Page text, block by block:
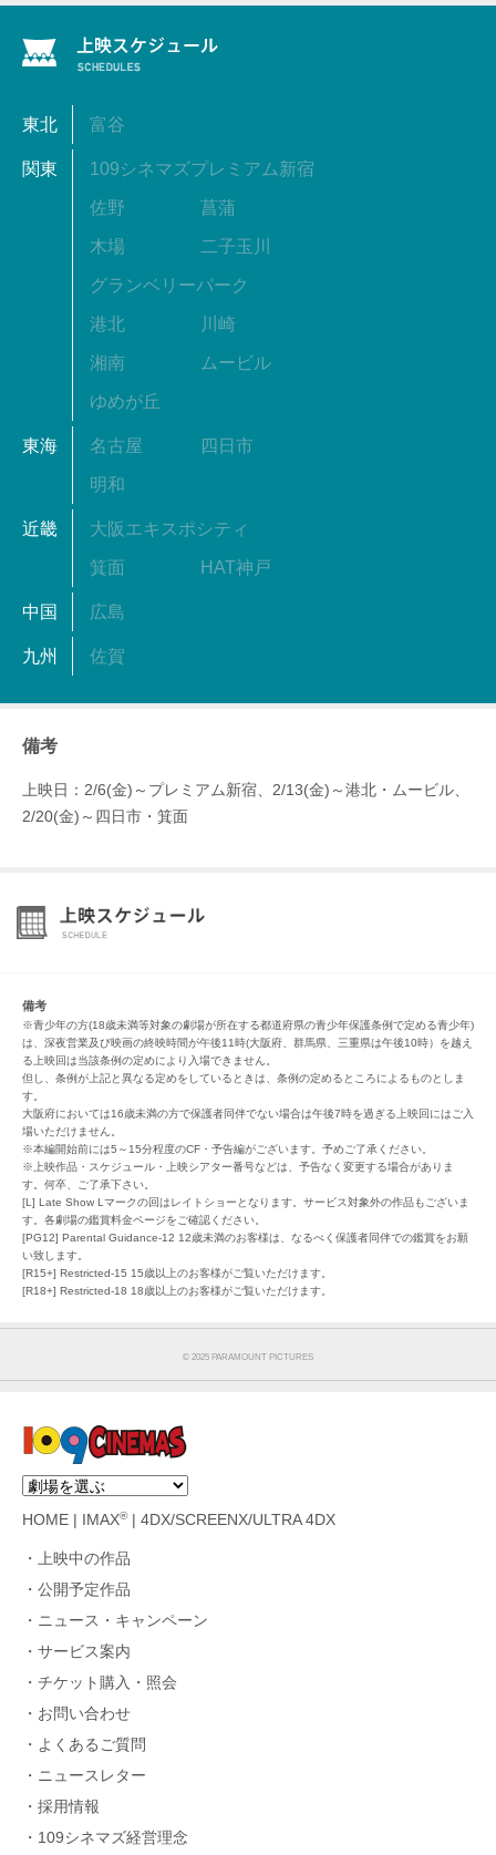
東北 富谷
関東 109シネマズプレミアム新宿
佐野 菖蒲
木場 二子玉川
グランベリーパーク
港北 川崎
湘南 ムービル
ゆめが丘
東海 名古屋 四日市
明和
近畿 大阪エキスポシティ
箕面 HAT神戸
中国 広島
九州 佐賀
備考
上映日：2/6(金)～プレミアム新宿、2/13(金)～港北・ムービル、
2/20(金)～四日市・箕面
備考
※青少年の方(18歳未満等対象の劇場が所在する都道府県の青少年保護条例で定める青少年)
は、深夜営業及び映画の終映時間が午後11時(大阪府、群馬県、三重県は午後10時）を越え
る上映回は当該条例の定めにより入場できません。
但し、条例が上記と異なる定めをしているときは、条例の定めるところによるものとしま
す。
大阪府においては16歳未満の方で保護者同伴でない場合は午後7時を過ぎる上映回にはご入
場いただけません。
※本編開始前には5～15分程度のCF・予告編がございます。予めご了承ください。
※上映作品・スケジュール・上映シアター番号などは、予告なく変更する場合がありま
す。何卒、ご了承下さい。
[L] Late Show Lマークの回はレイトショーとなります。サービス対象外の作品もございま
す。各劇場の鑑賞料金ページをご確認ください。
[PG12] Parental Guidance-12 12歳未満のお客様は、なるべく保護者同伴での鑑賞をお願
い致します。
[R15+] Restricted-15 15歳以上のお客様がご覧いただけます。
[R18+] Restricted-18 18歳以上のお客様がご覧いただけます。
© 2025 PARAMOUNT PICTURES
HOME IMAX®| 4DX/SCREENX/ULTRA 4DX
上映中の作品
公開予定作品
ニュース・キャンペーン
サービス案内
チケット購入・照会
お問い合わせ
よくあるご質問
ニュースレター
採用情報
109シネマズ経営理念